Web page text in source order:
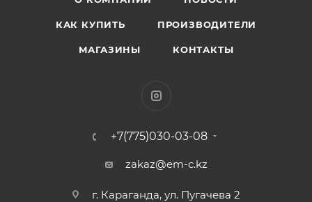
КАК КУПИТЬ ПРОИЗВОДИТЕЛИ
МАГАЗИНЫ КОНТАКТЫ
+7(775)030-03-08
zakaz@em-c.kz
г. Караганда, ул. Пугачева 2